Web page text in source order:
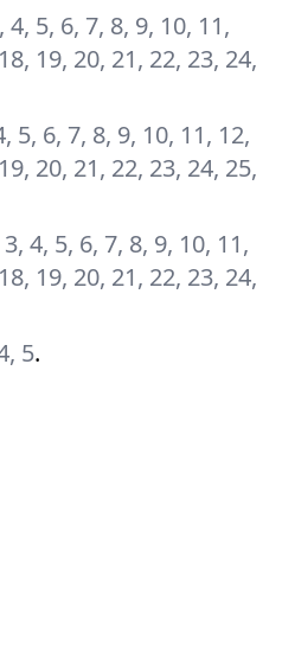
4, 5, 6, 7, 8, 9, 10, 11,
19, 20, 21, 22, 23, 24,
5, 6, 7, 8, 9, 10, 11, 12,
20, 21, 22, 23, 24, 25,
3, 4, 5, 6, 7, 8, 9, 10, 11,
19, 20, 21, 22, 23, 24,
5.